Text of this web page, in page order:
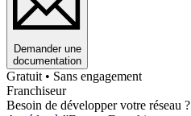
Demander une
documentation
Gratuit • Sans engagement
Franchiseur
Besoin de développer votre réseau ?